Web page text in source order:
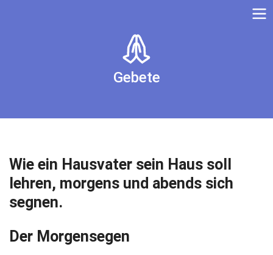
Gebete
Wie ein Hausvater sein Haus soll
lehren, morgens und abends sich
segnen.
Der Morgensegen